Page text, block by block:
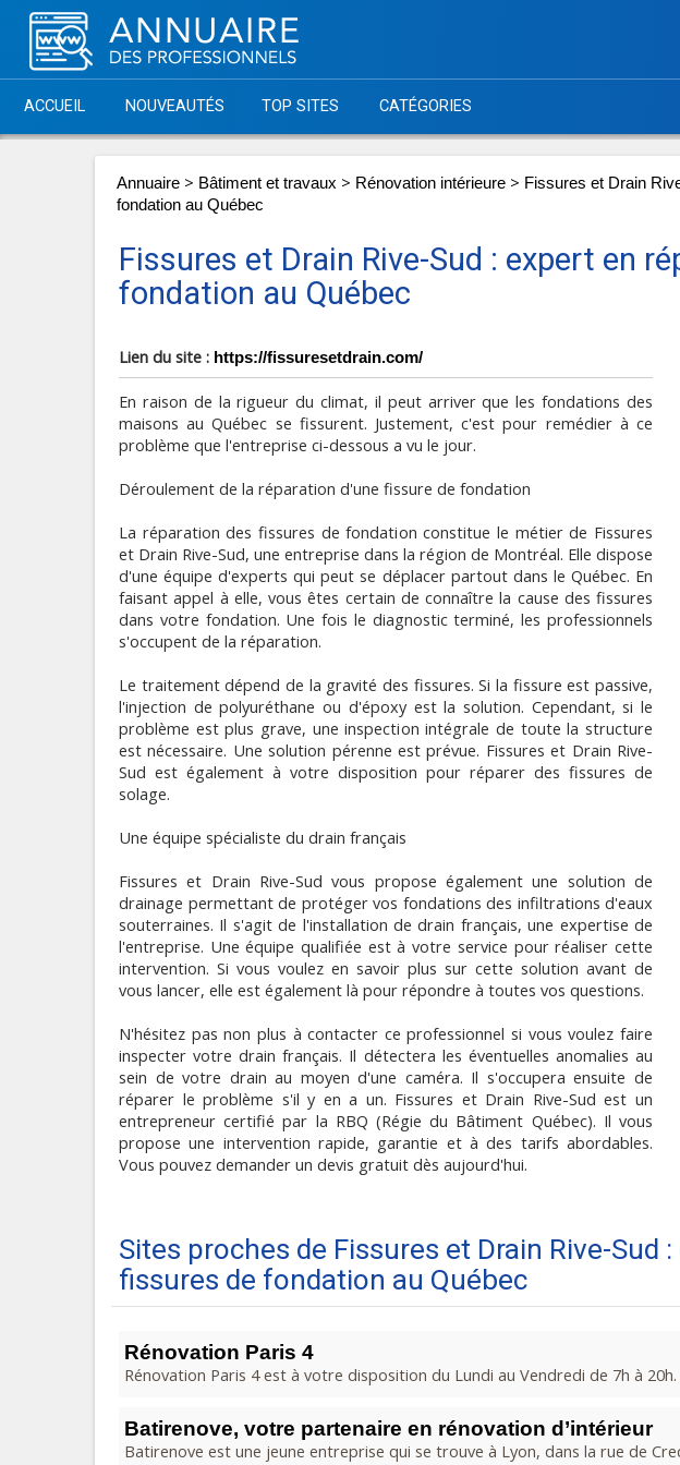
ACCUEIL NOUVEAUTÉS TOP SITES CATÉGORIES
Annuaire > Bâtiment et travaux > Rénovation intérieure > Fissures et Drain
fondation au Québec
Fissures et Drain Rive-Sud : expert en
fondation au Québec
Lien du site : https://fissuresetdrain.com/
En raison de la rigueur du climat, il peut arriver que les fondations des
maisons au Québec se fissurent. Justement, c'est pour remédier à ce
problème que l'entreprise ci-dessous a vu le jour.
Déroulement de la réparation d'une fissure de fondation
La réparation des fissures de fondation constitue le métier de Fissures
et Drain Rive-Sud, une entreprise dans la région de Montréal. Elle dispose
d'une équipe d'experts qui peut se déplacer partout dans le Québec. En
faisant appel à elle, vous êtes certain de connaître la cause des fissures
dans votre fondation. Une fois le diagnostic terminé, les professionnels
s'occupent de la réparation.
Le traitement dépend de la gravité des fissures. Si la fissure est passive,
l'injection de polyuréthane ou d'époxy est la solution. Cependant, si le
problème est plus grave, une inspection intégrale de toute la structure
est nécessaire. Une solution pérenne est prévue. Fissures et Drain Rive-
Sud est également à votre disposition pour réparer des fissures de
solage.
Une équipe spécialiste du drain français
Fissures et Drain Rive-Sud vous propose également une solution de
drainage permettant de protéger vos fondations des infiltrations d'eaux
souterraines. Il s'agit de l'installation de drain français, une expertise de
l'entreprise. Une équipe qualifiée est à votre service pour réaliser cette
intervention. Si vous voulez en savoir plus sur cette solution avant de
vous lancer, elle est également là pour répondre à toutes vos questions.
N'hésitez pas non plus à contacter ce professionnel si vous voulez faire
inspecter votre drain français. Il détectera les éventuelles anomalies au
sein de votre drain au moyen d'une caméra. Il s'occupera ensuite de
réparer le problème s'il y en a un. Fissures et Drain Rive-Sud est un
entrepreneur certifié par la RBQ (Régie du Bâtiment Québec). Il vous
propose une intervention rapide, garantie et à des tarifs abordables.
Vous pouvez demander un devis gratuit dès aujourd'hui.
Sites proches de Fissures et Drain Rive-Sud
fissures de fondation au Québec
Rénovation Paris 4
Rénovation Paris 4 est à votre disposition du Lundi au Vendredi de 7h à 20h.
Batirenove, votre partenaire en rénovation d’intérieur
Batirenove est une jeune entreprise qui se trouve à Lyon, dans la rue de